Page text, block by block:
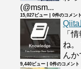
(@msm...
15,027ビュー 0件のコメント
「
ね。
ん
9,440ビュー 0件のコメント